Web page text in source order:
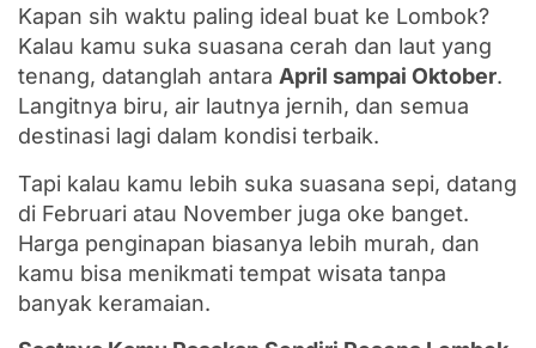
Kapan sih waktu paling ideal buat ke Lombok?
Kalau kamu suka suasana cerah dan laut yang
tenang, datanglah antara April sampai Oktober.
Langitnya biru, air lautnya jernih, dan semua
destinasi lagi dalam kondisi terbaik.
Tapi kalau kamu lebih suka suasana sepi, datang
di Februari atau November juga oke banget.
Harga penginapan biasanya lebih murah, dan
kamu bisa menikmati tempat wisata tanpa
banyak keramaian.